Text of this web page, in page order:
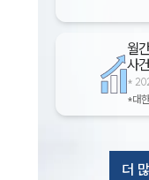
월
사
*
*대
더